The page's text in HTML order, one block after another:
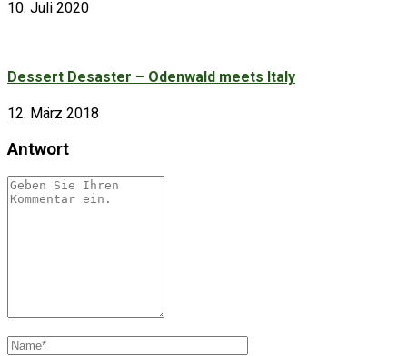
10. Juli 2020
Dessert Desaster – Odenwald meets Italy
12. März 2018
Antwort